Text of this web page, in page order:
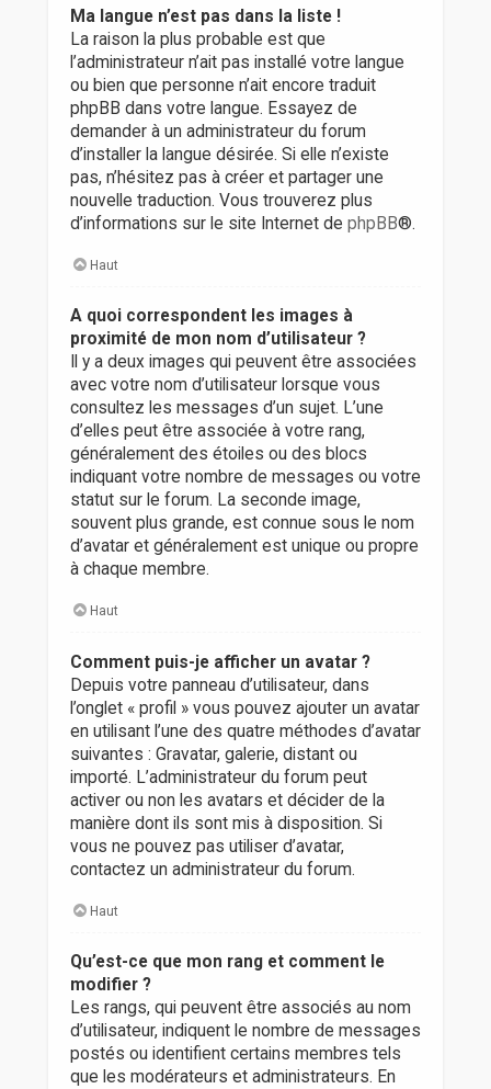
Ma langue n’est pas dans la liste !
La raison la plus probable est que
l’administrateur n’ait pas installé votre langue
ou bien que personne n’ait encore traduit
phpBB dans votre langue. Essayez de
demander à un administrateur du forum
d’installer la langue désirée. Si elle n’existe
pas, n’hésitez pas à créer et partager une
nouvelle traduction. Vous trouverez plus
d’informations sur le site Internet de phpBB®.
Haut
A quoi correspondent les images à
proximité de mon nom d’utilisateur ?
Il y a deux images qui peuvent être associées
avec votre nom d’utilisateur lorsque vous
consultez les messages d’un sujet. L’une
d’elles peut être associée à votre rang,
généralement des étoiles ou des blocs
indiquant votre nombre de messages ou votre
statut sur le forum. La seconde image,
souvent plus grande, est connue sous le nom
d’avatar et généralement est unique ou propre
à chaque membre.
Haut
Comment puis-je afficher un avatar ?
Depuis votre panneau d’utilisateur, dans
l’onglet « profil » vous pouvez ajouter un avatar
en utilisant l’une des quatre méthodes d’avatar
suivantes : Gravatar, galerie, distant ou
importé. L’administrateur du forum peut
activer ou non les avatars et décider de la
manière dont ils sont mis à disposition. Si
vous ne pouvez pas utiliser d’avatar,
contactez un administrateur du forum.
Haut
Qu’est-ce que mon rang et comment le
modifier ?
Les rangs, qui peuvent être associés au nom
d’utilisateur, indiquent le nombre de messages
postés ou identifient certains membres tels
que les modérateurs et administrateurs. En